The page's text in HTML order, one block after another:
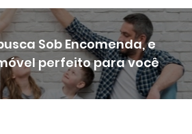
Sob Encomenda, e
perfeito para você